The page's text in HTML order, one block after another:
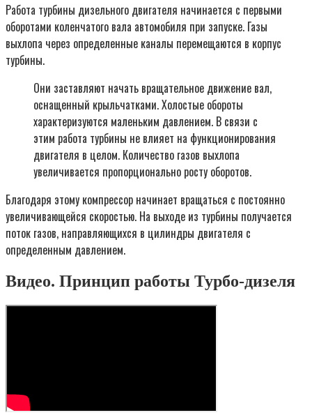
Работа турбины дизельного двигателя начинается с первыми
оборотами коленчатого вала автомобиля при запуске. Газы
выхлопа через определенные каналы перемещаются в корпус
турбины.
Они заставляют начать вращательное движение вал,
оснащенный крыльчатками. Холостые обороты
характеризуются маленьким давлением. В связи с
этим работа турбины не влияет на функционирования
двигателя в целом. Количество газов выхлопа
увеличивается пропорционально росту оборотов.
Благодаря этому компрессор начинает вращаться с постоянно
увеличивающейся скоростью. На выходе из турбины получается
поток газов, направляющихся в цилиндры двигателя с
определенным давлением.
Видео. Принцип работы Турбо-дизеля